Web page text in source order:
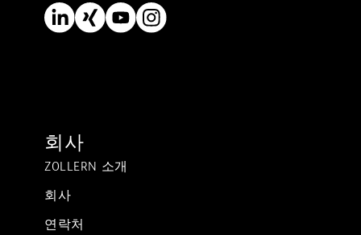
회사
ZOLLERN 소개
회사
연락처